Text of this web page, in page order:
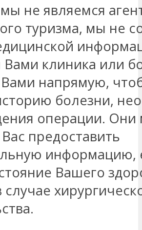
не являемся
туризма, мы не
клиника или
Вами напрямую,
болезни,
операции. Они
предоставить
информацию,
Вашего